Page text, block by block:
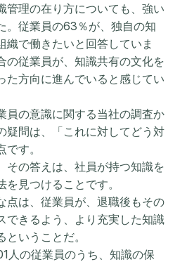
管理の在り方についても、強い
。従業員の63％が、独自の知
織で働きたいと回答していま
の従業員が、知識共有の文化を
た方向に進んでいると感じてい
員の意識に関する当社の調査か
疑問は、「これに対してどう対
す。
その答えは、社員が持つ知識を
見つけることです。
点は、従業員が、退職後もその
できるよう、より充実した知識
いうことだ。
人の従業員のうち、知識の保